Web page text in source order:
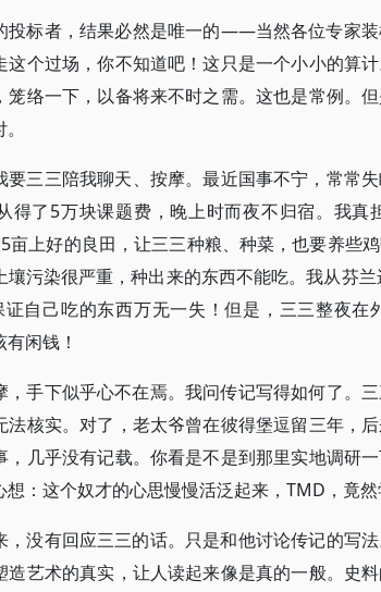
投标者，结果必然是唯一的——当然各位专家
这个过场，你不知道吧！这只是一个小小的算
笼络一下，以备将来不时之需。这也是常例。
要三三陪我聊天、按摩。最近国事不宁，常
得了5万块课题费，晚上时而夜不归宿。我真
亩上好的良田，让三三种粮、种菜，也要养些
壤污染很严重，种出来的东西不能吃。我从芬
自己吃的东西万无一失！但是，三三整夜
闲钱！
，手下似乎心不在焉。我问传记写得如何了。
法核实。对了，老太爷曾在彼得堡逗留三年，
，几乎没有记载。你看是不是到那里实地调研
：这个奴才的心思慢慢活泛起来，TMD，竟然
，没有回应三三的话。只是和他讨论传记的写
造艺术的真实，让人读起来像是真的一般。史